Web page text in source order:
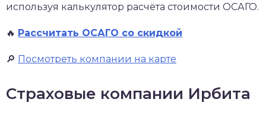
используя калькулятор расчёта стоимости ОСАГО.
🔥 Рассчитать ОСАГО со скидкой
🔎 Посмотреть компании на карте
Страховые компании Ирбита